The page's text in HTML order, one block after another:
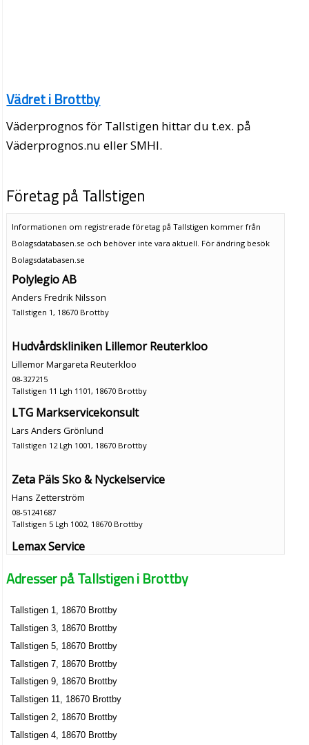
Vädret i Brottby
Väderprognos för Tallstigen hittar du t.ex. på
Väderprognos.nu eller SMHI.
Företag på Tallstigen
Informationen om registrerade företag på Tallstigen kommer från
Bolagsdatabasen.se och behöver inte vara aktuell. För ändring besök
Bolagsdatabasen.se
Polylegio AB
Anders Fredrik Nilsson
Tallstigen 1, 18670 Brottby
Hudvårdskliniken Lillemor Reuterkloo
Lillemor Margareta Reuterkloo
08-327215
Tallstigen 11 Lgh 1101, 18670 Brottby
LTG Markservicekonsult
Lars Anders Grönlund
Tallstigen 12 Lgh 1001, 18670 Brottby
Zeta Päls Sko & Nyckelservice
Hans Zetterström
08-51241687
Tallstigen 5 Lgh 1002, 18670 Brottby
Lemax Service
Tallstigen 6 Lgh 1102, 18670 Brottby
Adresser på Tallstigen i Brottby
Tallstigen 1, 18670 Brottby
Tallstigen 3, 18670 Brottby
Tallstigen 5, 18670 Brottby
Tallstigen 7, 18670 Brottby
Tallstigen 9, 18670 Brottby
Tallstigen 11, 18670 Brottby
Tallstigen 2, 18670 Brottby
Tallstigen 4, 18670 Brottby